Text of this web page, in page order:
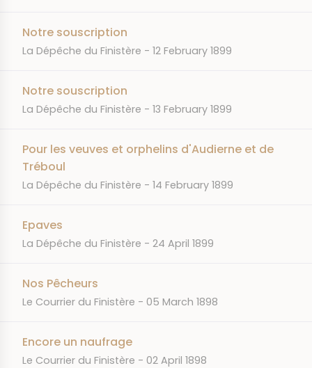
Notre souscription
JOURNAL
La Dépêche du Finistère DATE
12 February 1899
Notre souscription
JOURNAL
La Dépêche du Finistère DATE
13 February 1899
Pour les veuves et orphelins d'Audierne et de
Tréboul
JOURNAL
La Dépêche du Finistère DATE
14 February 1899
Epaves
JOURNAL
La Dépêche du Finistère DATE
24 April 1899
Nos Pêcheurs
JOURNAL
Le Courrier du Finistère DATE
05 March 1898
Encore un naufrage
JOURNAL
Le Courrier du Finistère DATE
02 April 1898